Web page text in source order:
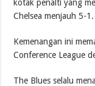
kotak penalti yang
Chelsea menjauh 5-1.
Kemenangan ini
Conference League
The Blues selalu